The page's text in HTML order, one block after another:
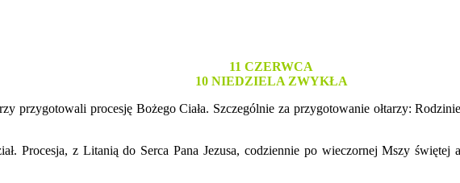
11 CZERWCA
10 NIEDZIELA ZWYKŁA
przygotowali procesję Bożego Ciała. Szczególnie za przygotowanie ołtarzy:
Procesja, z Litanią do Serca Pana Jezusa, codziennie po wieczornej Mszy